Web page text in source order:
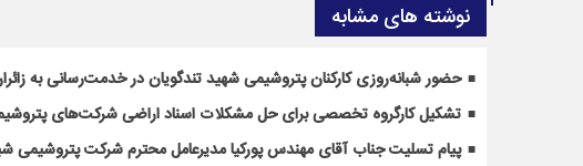
نوشته های مشابه
حضور شبانه‌روزی کارکنان پتروشیمی شهید تندگویان در خدمت‌رسانی به
تشکیل کارگروه تخصصی برای حل مشکلات اسناد اراضی شرکت‌های
پیام تسلیت جناب آقای مهندس پوركیا مدیرعامل محترم شركت پتروشیمی